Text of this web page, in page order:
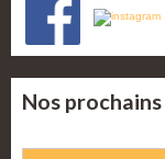
Nos